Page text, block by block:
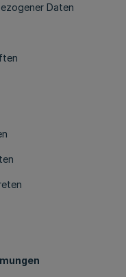
Daten